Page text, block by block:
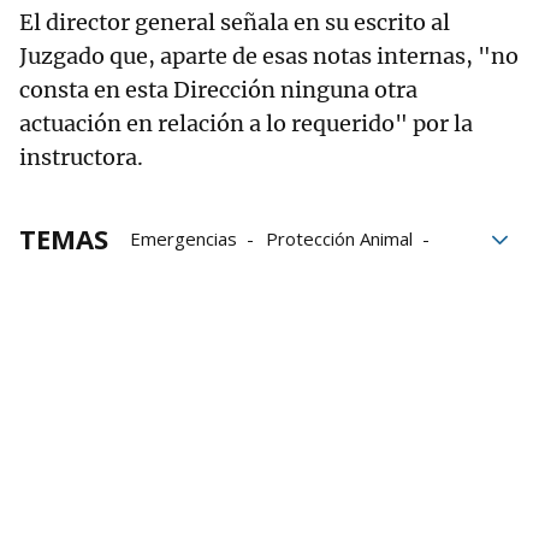
El director general señala en su escrito al
Juzgado que, aparte de esas notas internas, "no
consta en esta Dirección ninguna otra
actuación en relación a lo requerido" por la
instructora.
TEMAS Emergencias
Protección Animal